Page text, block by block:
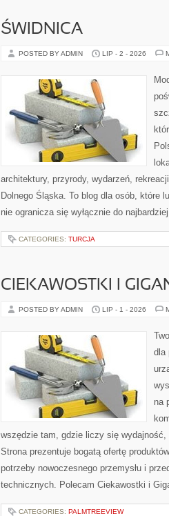
ŚWIDNICA
POSTED BY ADMIN LIP - 2 - 2026
architektury, przyrody, wydarzeń,
Dolnego Śląska. To blog dla osób, które
nie ogranicza się wyłącznie do
CATEGORIES: TURCJA
CIEKAWOSTKI I
POSTED BY ADMIN LIP - 1 - 2026
dla
na
wszędzie tam, gdzie liczy się
Strona prezentuje bogatą ofertę
potrzeby nowoczesnego przemysłu i
technicznych. Polecam Ciekawostki i
CATEGORIES: PALMTREEVIEW